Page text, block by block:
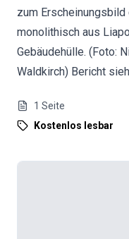
zum
monolithisch aus
Gebäudehülle. (Foto:
Waldkirch) Bericht
1 Seite
Kostenlos lesbar